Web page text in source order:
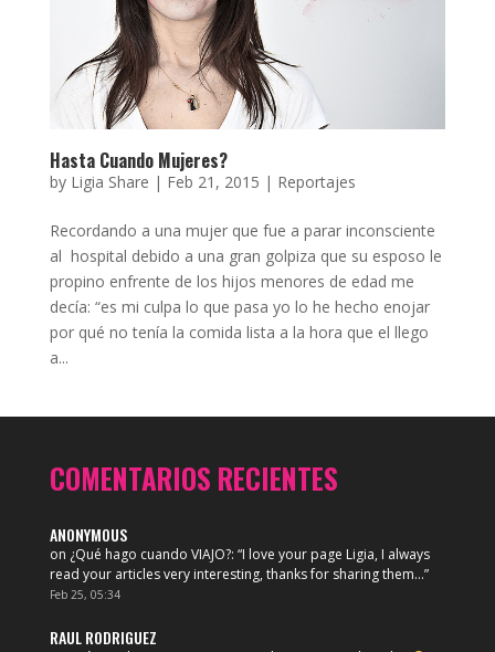
Hasta Cuando Mujeres?
by Ligia Share | Feb 21, 2015 | Reportajes
Recordando a una mujer que fue a parar inconsciente
al hospital debido a una gran golpiza que su esposo le
propino enfrente de los hijos menores de edad me
decía: “es mi culpa lo que pasa yo lo he hecho enojar
por qué no tenía la comida lista a la hora que el llego
a...
COMENTARIOS RECIENTES
ANONYMOUS
on ¿Qué hago cuando VIAJO?: “I love your page Ligia, I always
read your articles very interesting, thanks for sharing them…”
Feb 25, 05:34
RAUL RODRIGUEZ